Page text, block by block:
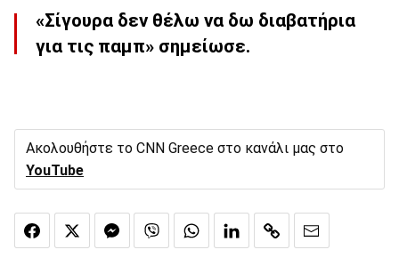
«Σίγουρα δεν θέλω να δω διαβατήρια
για τις παμπ» σημείωσε.
Ακολουθήστε το CNN Greece στο κανάλι μας στο
YouTube